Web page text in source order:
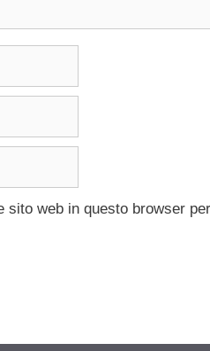
sito web in questo browser